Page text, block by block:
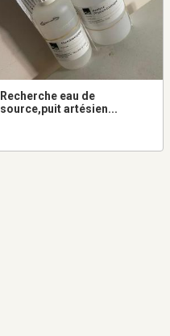
Recherche eau de
source,puit artésien...